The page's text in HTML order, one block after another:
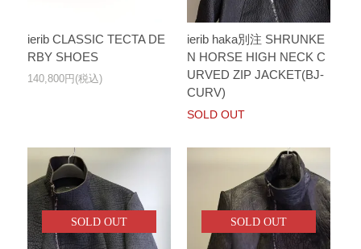
ierib CLASSIC TECTA DE
RBY SHOES
140,800円(税込)
ierib haka別注 SHRUNKE
N HORSE HIGH NECK C
URVED ZIP JACKET(BJ-
CURV)
SOLD OUT
SOLD OUT SOLD OUT